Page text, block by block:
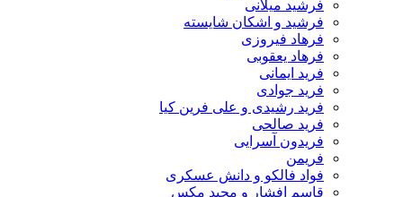
فرشید میلانی
فرشید و اشکان شایسته
فرهاد فیروزی
فرهاد یعقوبی
فرید ایمانی
فرید جوادی
فرید رشیدی و علی فرین کیا
فرید صالحی
فریدون آسرایی
فریمن
فواد فالکو و دانش عسکری
قاسم افشار و مجید مکس